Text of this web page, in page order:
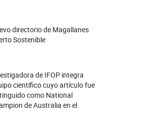
directorio de Magallanes
Sostenible
de IFOP integra
científico cuyo artículo fue
como National
de Australia en el